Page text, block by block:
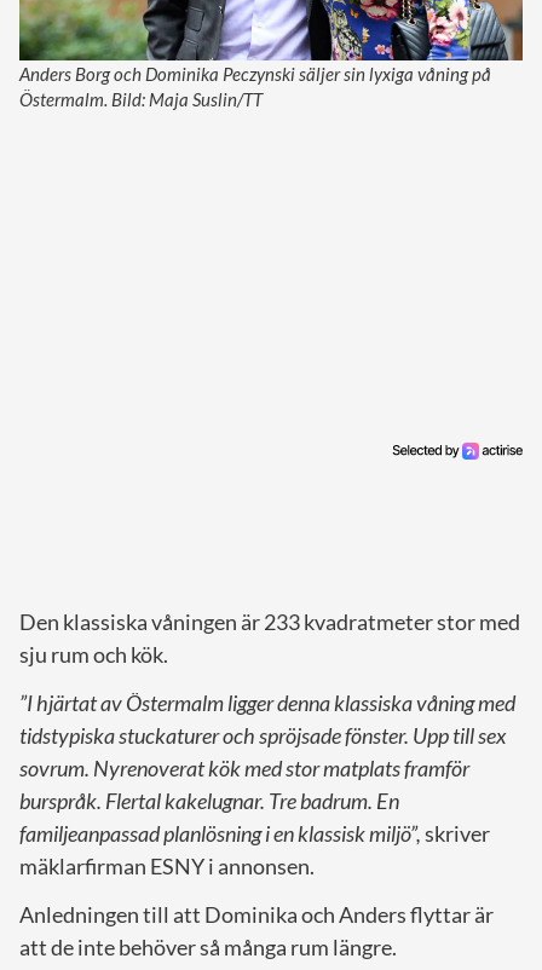
Anders Borg och Dominika Peczynski säljer sin lyxiga våning på
Östermalm. Bild: Maja Suslin/TT
Den klassiska våningen är 233 kvadratmeter stor med
sju rum och kök.
”I hjärtat av Östermalm ligger denna klassiska våning med
tidstypiska stuckaturer och spröjsade fönster. Upp till sex
sovrum. Nyrenoverat kök med stor matplats framför
burspråk. Flertal kakelugnar. Tre badrum. En
familjeanpassad planlösning i en klassisk miljö”,skriver
mäklarfirman ESNY i annonsen.
Anledningen till att Dominika och Anders flyttar är
att de inte behöver så många rum längre.